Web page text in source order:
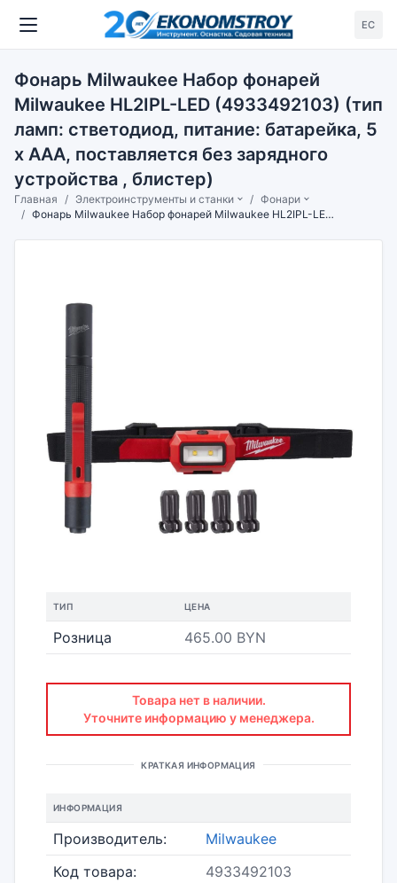
ЕС
Фонарь Milwaukee Набор фонарей
Milwaukee HL2IPL-LED (4933492103) (тип
ламп: стветодиод, питание: батарейка, 5
x AAA, поставляется без зарядного
устройства , блистер)
Главная Электроинструменты и станки
Фонари
Фонарь Milwaukee Набор фонарей Milwaukee HL2IPL-LED (4933492103) (тип ламп: стветодиод, питание: батарейка, 5 x AAA, поставляется без зарядного устройства , блистер)
ТИП ЦЕНА
Розница 465.00 BYN
Товара нет в наличии.
Уточните информацию у менеджера.
КРАТКАЯ ИНФОРМАЦИЯ
ИНФОРМАЦИЯ
Производитель:
Milwaukee
Код товара:
4933492103